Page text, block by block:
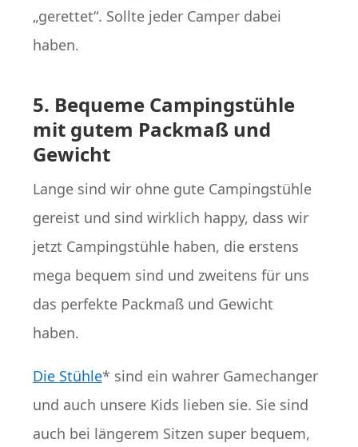
„gerettet“. Sollte jeder Camper dabei
haben.
5. Bequeme Campingstühle
mit gutem Packmaß und
Gewicht
Lange sind wir ohne gute Campingstühle
gereist und sind wirklich happy, dass wir
jetzt Campingstühle haben, die erstens
mega bequem sind und zweitens für uns
das perfekte Packmaß und Gewicht
haben.
Die Stühle* sind ein wahrer Gamechanger
und auch unsere Kids lieben sie. Sie sind
auch bei längerem Sitzen super bequem,